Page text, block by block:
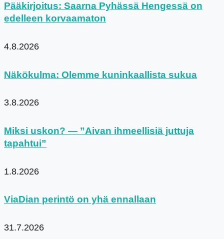
Pääkirjoitus: Saarna Pyhässä Hengessä on
edelleen korvaamaton
4.8.2026
Näkökulma: Olemme kuninkaallista sukua
3.8.2026
Miksi uskon? — ”Aivan ihmeellisiä juttuja
tapahtui”
1.8.2026
ViaDian perintö on yhä ennallaan
31.7.2026